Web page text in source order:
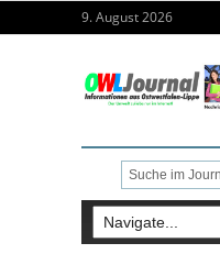
9. August 2026